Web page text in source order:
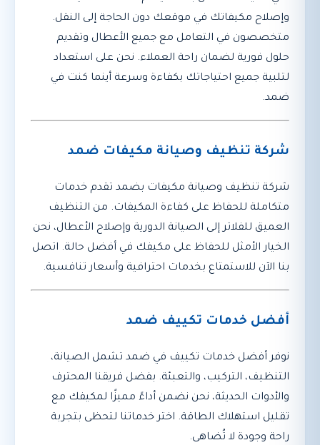
وإصلاح مكيفاتك في موقعك دون الحاجة إلى النقل.
متخصصون في التعامل مع جميع الأعطال وتقديم
حلول فورية لضمان راحة العملاء. نحن على استعداد
لتلبية جميع احتياجاتك بكفاءة وسرعة أينما كنت في
ضمد.
شركة تنظيف وصيانة مكيفات ضمد
شركة تنظيف وصيانة مكيفات بضمد تقدم خدمات
متكاملة للحفاظ على كفاءة المكيفات. من التنظيف
العميق للفلاتر إلى الصيانة الدورية وإصلاح الأعطال، نحن
الخيار الأمثل للحفاظ على مكيفك في أفضل حالة. اتصل
بنا الآن للاستمتاع بخدمات احترافية وأسعار تنافسية.
أفضل خدمات تكييف ضمد
نوفر أفضل خدمات تكييف في ضمد تشمل الصيانة،
التنظيف، التركيب، والتعبئة. بفضل فريقنا المحترف
والأدوات الحديثة، نحن نضمن أداءً مميزًا لمكيفك مع
تقليل استهلاك الطاقة. اختر خدماتنا لتحظى بتجربة
راحة وجودة لا تُضاهى.